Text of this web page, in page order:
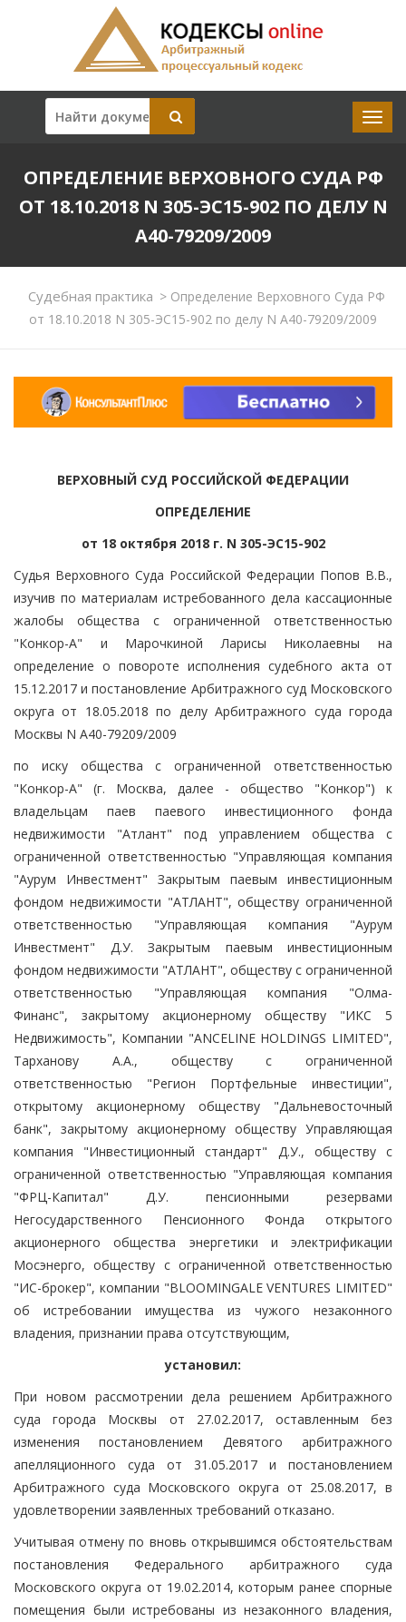
ОПРЕДЕЛЕНИЕ ВЕРХОВНОГО СУДА РФ
ОТ 18.10.2018 N 305-ЭС15-902 ПО ДЕЛУ N
А40-79209/2009
Судебная практика >Определение Верховного Суда РФ
от 18.10.2018 N 305-ЭС15-902 по делу N А40-79209/2009
ВЕРХОВНЫЙ СУД РОССИЙСКОЙ ФЕДЕРАЦИИ
ОПРЕДЕЛЕНИЕ
от 18 октября 2018 г. N 305-ЭС15-902
Судья Верховного Суда Российской Федерации Попов В.В.,
изучив по материалам истребованного дела кассационные
жалобы общества с ограниченной ответственностью
"Конкор-А" и Марочкиной Ларисы Николаевны на
определение о повороте исполнения судебного акта от
15.12.2017 и постановление Арбитражного суд Московского
округа от 18.05.2018 по делу Арбитражного суда города
Москвы N А40-79209/2009
по иску общества с ограниченной ответственностью
"Конкор-А" (г. Москва, далее - общество "Конкор") к
владельцам паев паевого инвестиционного фонда
недвижимости "Атлант" под управлением общества с
ограниченной ответственностью "Управляющая компания
"Аурум Инвестмент" Закрытым паевым инвестиционным
фондом недвижимости "АТЛАНТ", обществу ограниченной
ответственностью "Управляющая компания "Аурум
Инвестмент" Д.У. Закрытым паевым инвестиционным
фондом недвижимости "АТЛАНТ", обществу с ограниченной
ответственностью "Управляющая компания "Олма-
Финанс", закрытому акционерному обществу "ИКС 5
Недвижимость", Компании "ANCELINE HOLDINGS LIMITED",
Тарханову А.А., обществу с ограниченной
ответственностью "Регион Портфельные инвестиции",
открытому акционерному обществу "Дальневосточный
банк", закрытому акционерному обществу Управляющая
компания "Инвестиционный стандарт" Д.У., обществу с
ограниченной ответственностью "Управляющая компания
"ФРЦ-Капитал" Д.У. пенсионными резервами
Негосударственного Пенсионного Фонда открытого
акционерного общества энергетики и электрификации
Мосэнерго, обществу с ограниченной ответственностью
"ИС-брокер", компании "BLOOMINGALE VENTURES LIMITED"
об истребовании имущества из чужого незаконного
владения, признании права отсутствующим,
установил:
При новом рассмотрении дела решением Арбитражного
суда города Москвы от 27.02.2017, оставленным без
изменения постановлением Девятого арбитражного
апелляционного суда от 31.05.2017 и постановлением
Арбитражного суда Московского округа от 25.08.2017, в
удовлетворении заявленных требований отказано.
Учитывая отмену по вновь открывшимся обстоятельствам
постановления Федерального арбитражного суда
Московского округа от 19.02.2014, которым ранее спорные
помещения были истребованы из незаконного владения,